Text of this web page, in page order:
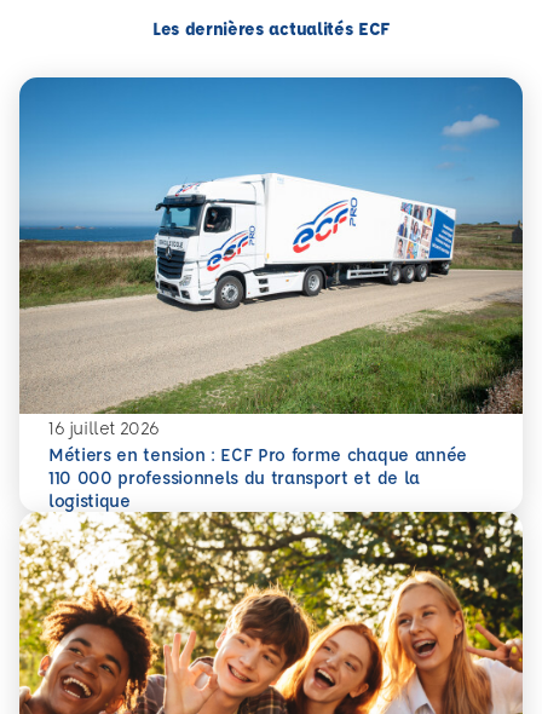
Les dernières actualités ECF
16 juillet 2026
Métiers en tension : ECF Pro forme chaque année
110 000 professionnels du transport et de la
logistique
En savoir plus
Métiers en tension : ECF Pro forme chaque année 110